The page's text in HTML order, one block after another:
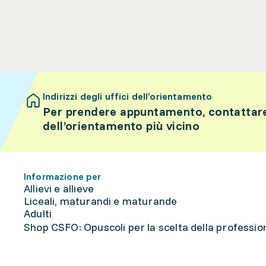
Indirizzi degli uffici dell’orientamento
Per prendere appuntamento,
dell’orientamento più vicino
Informazione per
Allievi e allieve
Liceali, maturandi e maturande
Adulti
Shop CSFO: Opuscoli per la scelta della